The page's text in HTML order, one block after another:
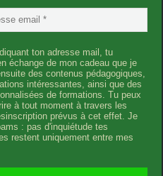
ton adresse mail, tu
échange de mon cadeau que je
des contenus pédagogiques,
intéressantes, ainsi que des
de formations. Tu peux
à tout moment à travers les
prévus à cet effet. Je
: pas d'inquiétude tes
restent uniquement entre mes